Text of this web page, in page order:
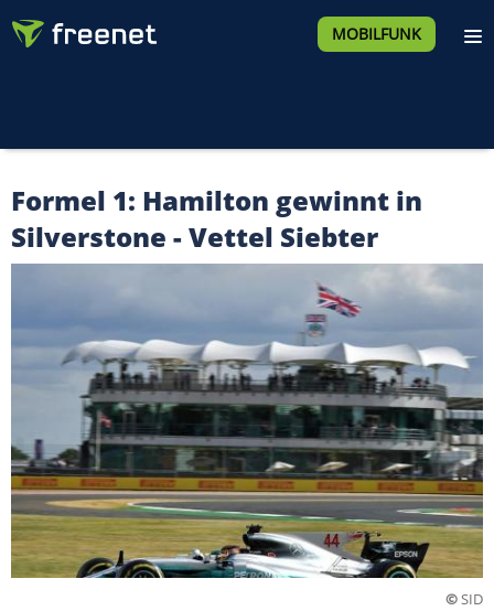
MOBILFUNK
Formel 1: Hamilton gewinnt in
Silverstone - Vettel Siebter
©SID